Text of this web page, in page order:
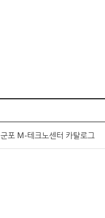
군포 M-테크노센터 카탈로그